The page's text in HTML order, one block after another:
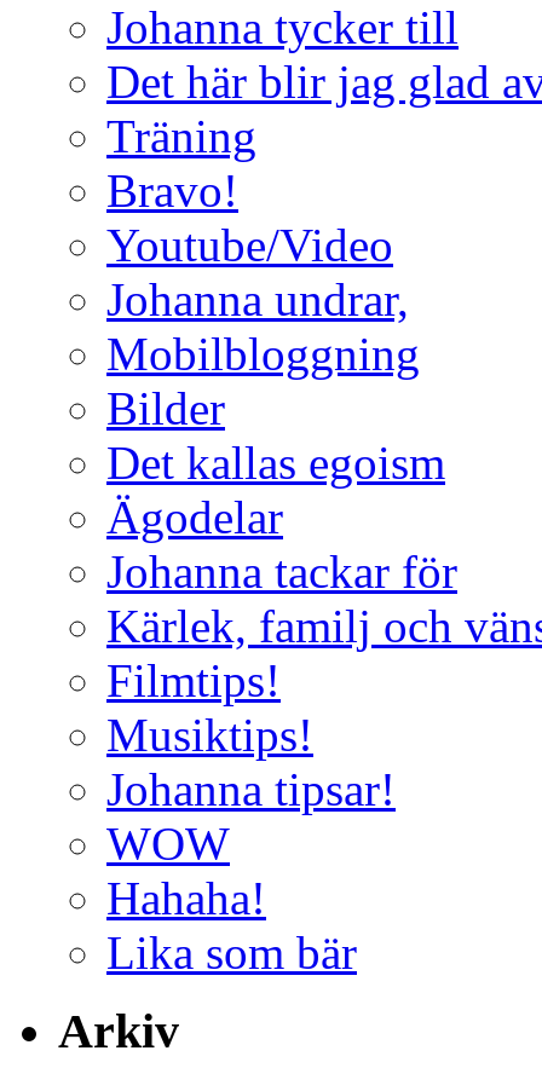
Johanna tycker till
Det här blir jag glad
Träning
Bravo!
Youtube/Video
Johanna undrar,
Mobilbloggning
Bilder
Det kallas egoism
Ägodelar
Johanna tackar för
Kärlek, familj och
Filmtips!
Musiktips!
Johanna tipsar!
WOW
Hahaha!
Lika som bär
Arkiv